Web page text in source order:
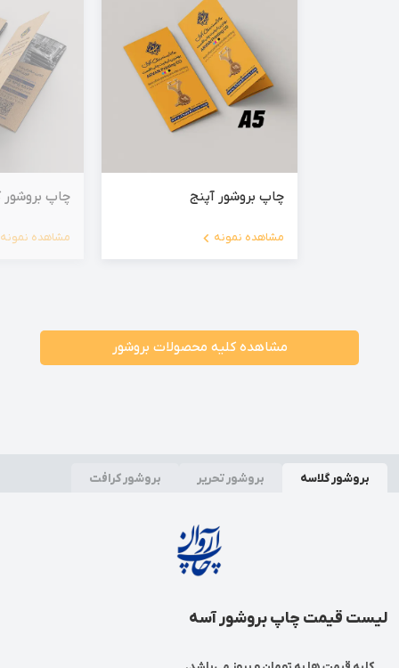
چاپ بروشور آپنج
مشاهده نمونه
چاپ بروشور
مشاهده نمونه
مشاهده کلیه محصولات بروشور
بروشور گلاسه بروشور تحریر بروشور کرافت
لیست قیمت چاپ بروشور آسه